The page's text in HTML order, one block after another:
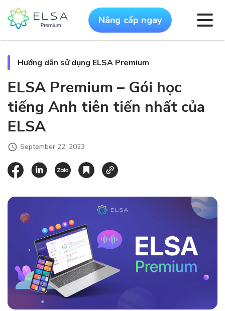
Nâng cấp ngay
Hướng dẫn sử dụng ELSA Premium
ELSA Premium – Gói học
tiếng Anh tiên tiến nhất của
ELSA
September 22, 2023